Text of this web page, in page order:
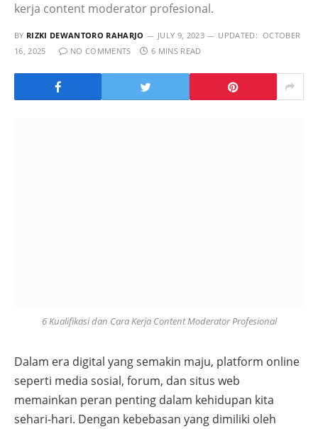
kerja content moderator profesional.
BY RIZKI DEWANTORO RAHARJO JULY 9, 2023 UPDATED: OCTOBER
16, 2025
NO COMMENTS 6 MINS READ
6 Kualifikasi dan Cara Kerja Content Moderator Profesional
Dalam era digital yang semakin maju, platform online
seperti media sosial, forum, dan situs web
memainkan peran penting dalam kehidupan kita
sehari-hari. Dengan kebebasan yang dimiliki oleh